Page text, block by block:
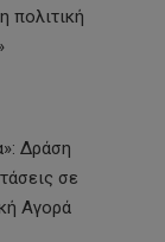
πολιτική
Δράση
σε
Αγορά